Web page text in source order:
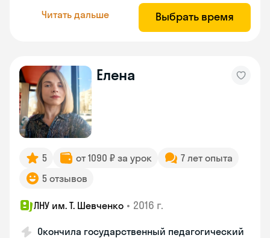
Читать дальше Выбрать время
Елена
5 от 1090 ₽ за урок
7 лет опыта
5 отзывов
ЛНУ им. Т. Шевченко • 2016 г.
Окончила государственный педагогический